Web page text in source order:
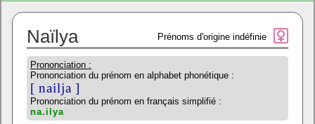
Naïlya Prénoms d'origine indéfinie
Prononciation :
Prononciation du prénom en alphabet phonétique :
[ nailja ]
Prononciation du prénom en français simplifié :
na.ilya